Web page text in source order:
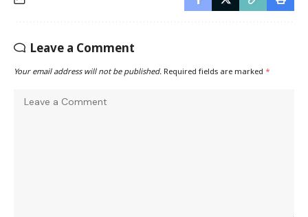
Leave a Comment
Your email address will not be published. Required fields are marked *